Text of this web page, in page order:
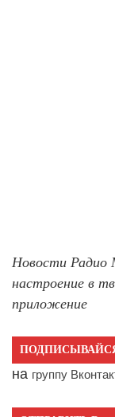
Новости Радио
настроение в
приложение
на группу